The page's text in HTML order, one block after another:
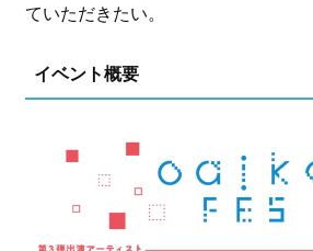
ていただきたい。
イベント概要